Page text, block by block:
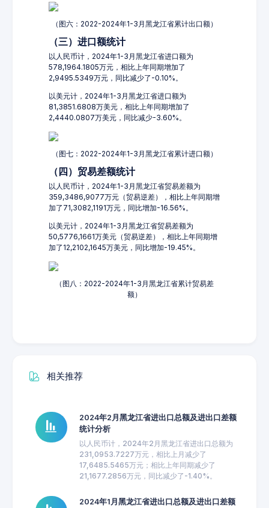
（图六：2022-2024年1-3月黑龙江省累计出口额）
（三）进口额统计
以人民币计，2024年1-3月黑龙江省进口额为
578,1964.1805万元，相比上年同期增加了
2,9495.5349万元，同比减少了-0.10%。
以美元计，2024年1-3月黑龙江省进口额为
81,3851.6808万美元，相比上年同期增加了
2,4440.0807万美元，同比减少-3.60%。
（图七：2022-2024年1-3月黑龙江省累计进口额）
（四）贸易差额统计
以人民币计，2024年1-3月黑龙江省贸易差额为
359,3486,9077万元（贸易逆差），相比上年同期增
加了71,3082,1191万元，同比增加-16.56%。
以美元计，2024年1-3月黑龙江省贸易差额为
50,5776,1661万美元（贸易逆差），相比上年同期增
加了12,2102,1645万美元，同比增加-19.45%。
（图八：2022-2024年1-3月黑龙江省累计贸易差
额）
相关推荐
2024年2月黑龙江省进出口总额及进出口差额
统计分析
以人民币计，2024年2月黑龙江省进出口总额为
231,0953.7227万元，相比上月减少了
17,6485.5465万元；相比上年同期减少了
21,1677.2856万元，同比减少了-1.40%。
2024年1月黑龙江省进出口总额及进出口差额